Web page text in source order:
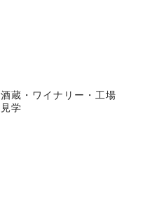
酒蔵・ワイナリー・工場
見学